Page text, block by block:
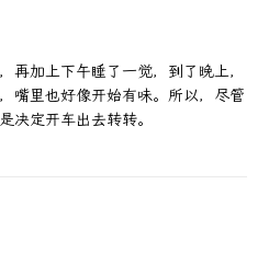
再加上下午睡了一觉，到了晚上，
嘴里也好像开始有味。所以，尽管
决定开车出去转转。